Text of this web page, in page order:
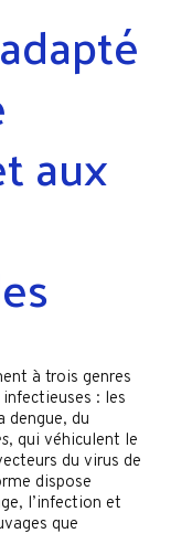
aux
à trois genres
: les
dengue, du
, qui véhiculent le
du virus de
dispose
l’infection et
que